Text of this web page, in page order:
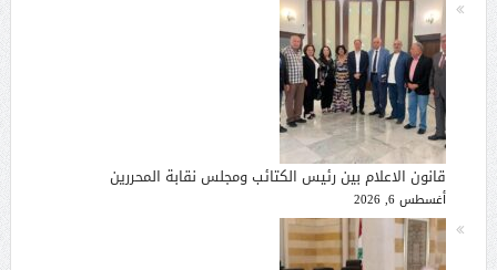
قانون الاعلام بين رئيس الكتائب ومجلس نقابة المحررين
أغسطس 6, 2026